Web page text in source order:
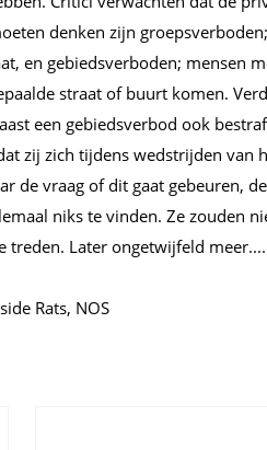
denken zijn
en gebiedsverboden; mensen
straat of buurt komen.
een gebiedsverbod ook
zij zich tijdens wedstrijden van
de vraag of dit gaat gebeuren,
niks te vinden. Ze zouden
treden. Later ongetwijfeld
Rats, NOS